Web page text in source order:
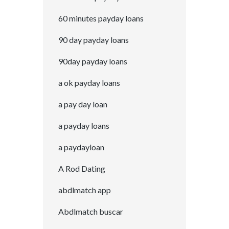
60 minutes payday loans
90 day payday loans
90day payday loans
a ok payday loans
a pay day loan
a payday loans
a paydayloan
A Rod Dating
abdlmatch app
Abdlmatch buscar